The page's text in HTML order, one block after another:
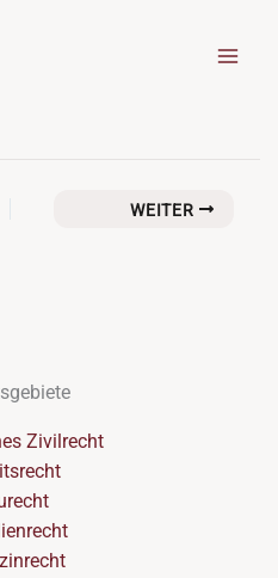
WEITER
Zivilrecht